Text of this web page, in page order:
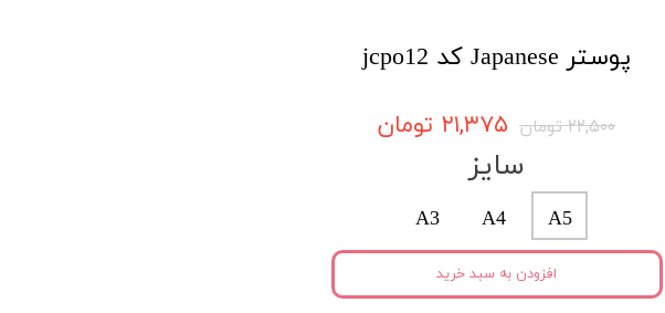
پوستر Japanese کد jcpo12
۲۲,۵۰۰ تومان ۲۱,۳۷۵ تومان
سایز
A5
A4
A3
افزودن به سبد خرید